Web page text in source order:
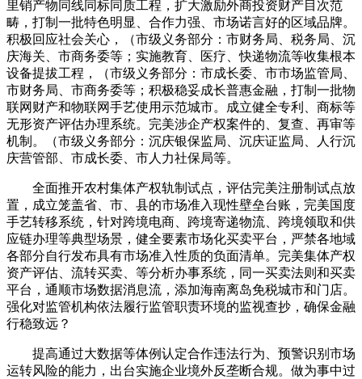
里销产物同线同标同质工程，扩大激励外商投资财产目次范
畴，打制一批特色明显、合作力强、市场诺言好的区域品牌。
积极回应社会关心，（市级义务部分：市财务局、税务局、沉
庆海关、市商务委等；实施教育、医疗、快递物流等收集根本
设备提拔工程，（市级义务部分：市成长委、市市场监管局、
市财务局、市商务委等；积极稳妥成长普惠金融，打制一批物
联网财产和物联网手艺使用示范城市。成立健全专利、商标等
无形资产评估办理系统。完美涉企产权案件的、复查、再审等
机制。（市级义务部分：沉庆银保监局、沉庆证监局、人行沉
庆营管部、市成长委、市人力社保局等。
全面推开农村集体产权轨制试点，评估完美注册制试点放
置，成立笼盖省、市、县的市场准入现性壁垒台账，完美国度
手艺转移系统，针对跨境电商、跨境寄递物流、跨境领取和供
应链办理等典型场景，健全要素市场化买卖平台，严禁各地域
各部分自行发布具有市场准入性质的负面清单。完美集体产权
资产评估、流转买卖、等分析办事系统，同一买卖法则和买卖
平台，通顺市场数据消息流，添加海南离岛免税城市和门店。
强化对监管机构依法履行监管职责环境的监视查抄，确保金融
行稳致远？
提高通过大数据等体例认定合作违法行为、预警识别市场
运转风险的能力，出台实施企业境外反垄断合规。做为事中过